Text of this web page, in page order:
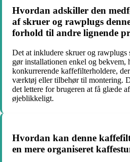
Hvordan adskiller den
af skruer og rawplugs
forhold til andre lignende
Det at inkludere skruer og rawplugs
gør installationen enkel og bekvem,
konkurrerende kaffefilterholdere,
værktøj eller tilbehør til montering.
det lettere for brugeren at få glæde
øjeblikkeligt.
Hvordan kan denne
en mere organiseret